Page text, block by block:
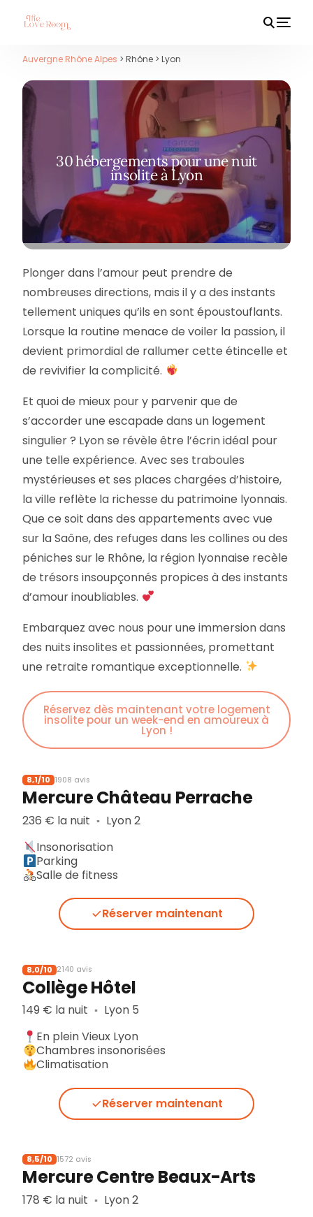
Auvergne Rhône Alpes > Rhône > Lyon
30 hébergements pour une nuit
insolite à Lyon
Plonger dans l’amour peut prendre de
nombreuses directions, mais il y a des instants
tellement uniques qu’ils en sont époustouflants.
Lorsque la routine menace de voiler la passion, il
devient primordial de rallumer cette étincelle et
de revivifier la complicité.
Et quoi de mieux pour y parvenir que de
s’accorder une escapade dans un logement
singulier ? Lyon se révèle être l’écrin idéal pour
une telle expérience. Avec ses traboules
mystérieuses et ses places chargées d’histoire,
la ville reflète la richesse du patrimoine lyonnais.
Que ce soit dans des appartements avec vue
sur la Saône, des refuges dans les collines ou des
péniches sur le Rhône, la région lyonnaise recèle
de trésors insoupçonnés propices à des instants
d’amour inoubliables.
Embarquez avec nous pour une immersion dans
des nuits insolites et passionnées, promettant
une retraite romantique exceptionnelle.
Réservez dès maintenant votre logement
insolite pour un week-end en amoureux à
Lyon !
8,1/10 1908 avis
Mercure Château Perrache
236 € la nuit ▪︎ Lyon 2
Insonorisation
Parking
Salle de fitness
Réserver maintenant
8,0/10 2140 avis
Collège Hôtel
149 € la nuit ▪︎ Lyon 5
En plein Vieux Lyon
Chambres insonorisées
Climatisation
Réserver maintenant
8,5/10 1572 avis
Mercure Centre Beaux-Arts
178 € la nuit ▪︎ Lyon 2
HOT